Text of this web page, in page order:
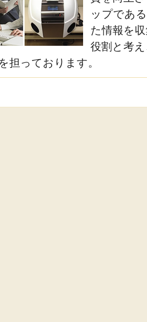
ップであ
た情報を
役割と考
担っております。